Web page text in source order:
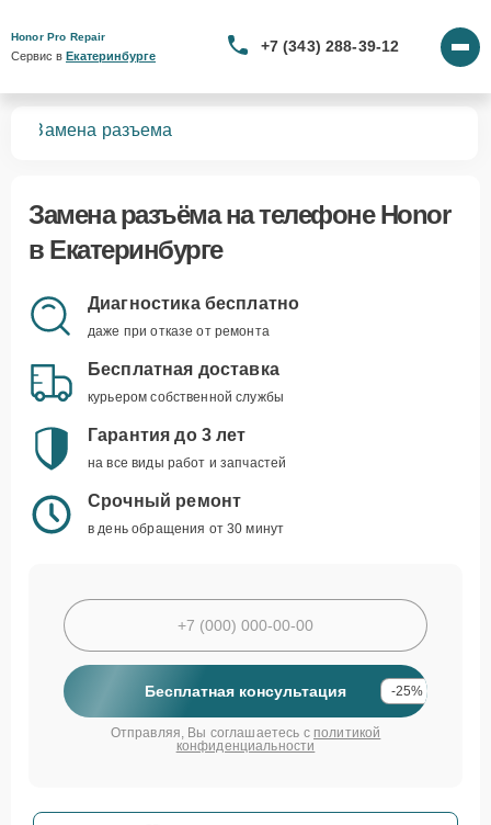
Honor Pro Repair
Сервис в Екатеринбурге
+7 (343) 288-39-12
Замена разъема
Замена разъёмана телефоне Honor
в Екатеринбурге
Диагностика бесплатно
даже при отказе от ремонта
Бесплатная доставка
курьером собственной службы
Гарантия до 3 лет
на все виды работ и запчастей
Срочный ремонт
в день обращения от 30 минут
Бесплатная консультация -25%
Отправляя, Вы соглашаетесь с политикой
конфиденциальности